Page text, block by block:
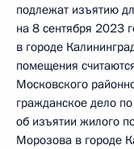
подлежат изъятию
на 8 сентября 2023
в городе
помещения
Московского
гражданское дело
об изъятии жилого
Морозова в городе